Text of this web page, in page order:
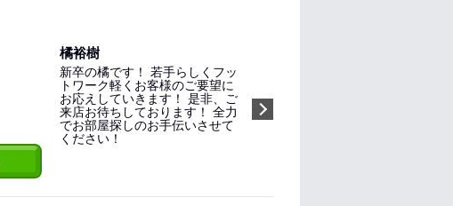
橘裕樹
新卒の橘です！ 若手らしくフッ
トワーク軽くお客様のご要望に
お応えしていきます！ 是非、ご
来店お待ちしております！ 全力
でお部屋探しのお手伝いさせて
ください！